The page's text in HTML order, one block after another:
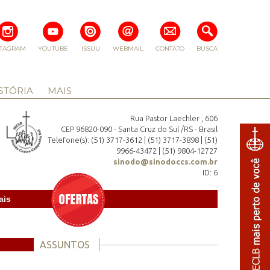
BUSCA
CONTATO
WEBMAIL
ISSUU
YOUTUBE
MAIS
Rua Pastor Laechler , 606
CEP 96820-090 - Santa Cruz do Sul /RS - Brasil
Telefone(s): (51) 3717-3612 | (51) 3717-3898 | (51)
9966-43472 | (51) 9804-12727
sinodo@sinodoccs.com.br
ID: 6
ASSUNTOS